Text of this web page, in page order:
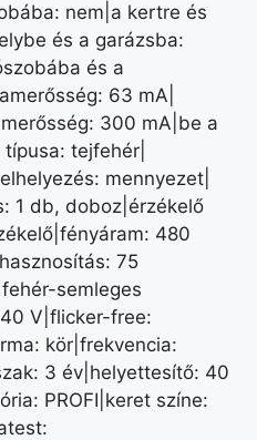
nem|a kertre és
és a garázsba:
és a
63 mA|
300 mA|be a
tejfehér|
mennyezet|
1 db, doboz|érzékelő
480
75
semleges
V|flicker-free:
kör|frekvencia:
3 év|helyettesítő: 40
PROFI|keret színe: